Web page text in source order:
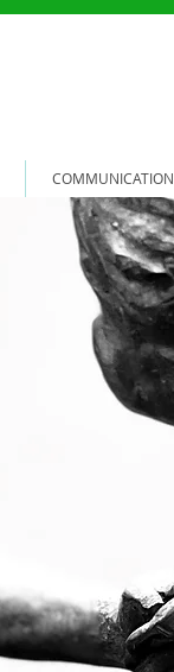
COMMUNICATION